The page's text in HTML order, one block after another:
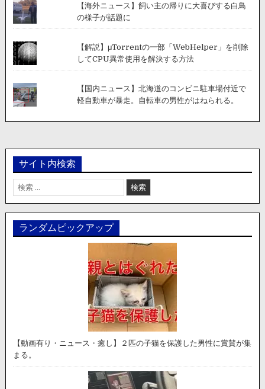
【海外ニュース】飼い主の帰りに大喜びする白鳥
の様子が話題に
【解説】μTorrentの一部「WebHelper」を削除
してCPU異常使用を解決する方法
【国内ニュース】北海道のコンビニ駐車場付近で
軽自動車が暴走。自転車の男性がはねられる。
サイト内検索
検
索:
ランダムピックアップ
【動画有り・ニュース・癒し】２匹の子猫を保護した男性に賞賛が集
まる。